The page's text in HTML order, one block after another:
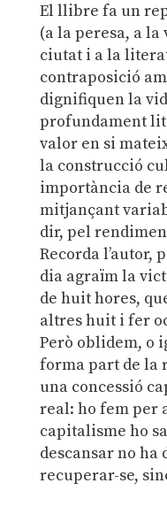
El llibre fa un
(a la peresa, a
ciutat i a la
contraposició
dignifiquen la
profundament
valor en si
la construcció
importància de
mitjançant
dir, pel
Recorda l’autor,
dia agraïm la
de huit hores,
altres huit i fer
Però oblidem, o
forma part de la
una concessió
real: ho fem per
capitalisme ho
descansar no ha
recuperar-se,